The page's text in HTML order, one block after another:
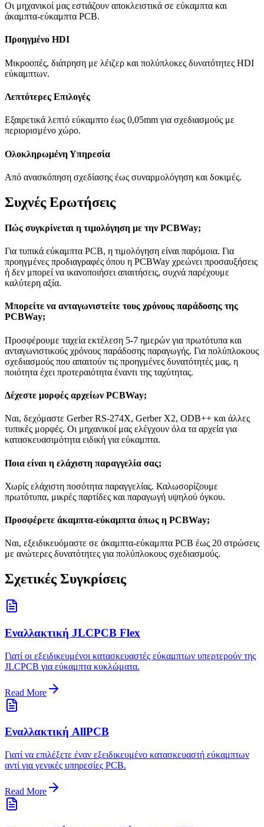
Οι μηχανικοί μας εστιάζουν αποκλειστικά σε εύκαμπτα και
άκαμπτα-εύκαμπτα PCB.
Προηγμένο HDI
Μικροοπές, διάτρηση με λέιζερ και πολύπλοκες δυνατότητες HDI
εύκαμπτων.
Λεπτότερες Επιλογές
Εξαιρετικά λεπτό εύκαμπτο έως 0,05mm για σχεδιασμούς με
περιορισμένο χώρο.
Ολοκληρωμένη Υπηρεσία
Από ανασκόπηση σχεδίασης έως συναρμολόγηση και δοκιμές.
Συχνές Ερωτήσεις
Πώς συγκρίνεται η τιμολόγηση με την PCBWay;
Για τυπικά εύκαμπτα PCB, η τιμολόγηση είναι παρόμοια. Για
προηγμένες προδιαγραφές όπου η PCBWay χρεώνει προσαυξήσεις
ή δεν μπορεί να ικανοποιήσει απαιτήσεις, συχνά παρέχουμε
καλύτερη αξία.
Μπορείτε να ανταγωνιστείτε τους χρόνους παράδοσης της
PCBWay;
Προσφέρουμε ταχεία εκτέλεση 5-7 ημερών για πρωτότυπα και
ανταγωνιστικούς χρόνους παράδοσης παραγωγής. Για πολύπλοκους
σχεδιασμούς που απαιτούν τις προηγμένες δυνατότητές μας, η
ποιότητα έχει προτεραιότητα έναντι της ταχύτητας.
Δέχεστε μορφές αρχείων PCBWay;
Ναι, δεχόμαστε Gerber RS-274X, Gerber X2, ODB++ και άλλες
τυπικές μορφές. Οι μηχανικοί μας ελέγχουν όλα τα αρχεία για
κατασκευασιμότητα ειδική για εύκαμπτα.
Ποια είναι η ελάχιστη παραγγελία σας;
Χωρίς ελάχιστη ποσότητα παραγγελίας. Καλωσορίζουμε
πρωτότυπα, μικρές παρτίδες και παραγωγή υψηλού όγκου.
Προσφέρετε άκαμπτα-εύκαμπτα όπως η PCBWay;
Ναι, εξειδικευόμαστε σε άκαμπτα-εύκαμπτα PCB έως 20 στρώσεις
με ανώτερες δυνατότητες για πολύπλοκους σχεδιασμούς.
Σχετικές Συγκρίσεις
Εναλλακτική JLCPCB Flex
Γιατί οι εξειδικευμένοι κατασκευαστές εύκαμπτων υπερτερούν της
JLCPCB για εύκαμπτα κυκλώματα.
Read More
Εναλλακτική AllPCB
Γιατί να επιλέξετε έναν εξειδικευμένο κατασκευαστή εύκαμπτων
αντί για γενικές υπηρεσίες PCB.
Read More